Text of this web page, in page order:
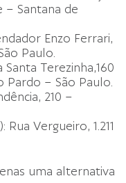
– Santana de
Enzo Ferrari,
Paulo.
Santa Terezinha,160
Pardo – São Paulo.
210 –
Vergueiro, 1.211
uma alternativa